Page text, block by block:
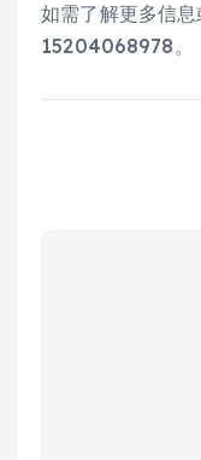
如需了解更多信息
15204068978。